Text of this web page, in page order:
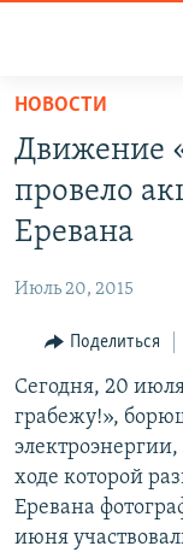
Перейти
основному
содержанию
Перейти
основной
Перейти
поиску
НОВОСТИ
ПОЛИТИКА
ЭКОНОМИКА
РЕГИОН
НАГОРНЫЙ
КУЛЬТУРА
СПОРТ
АРХИВ
НОВОСТИ
Движение
провело
Еревана
Июль 20, 2015
Поделиться
Сегодня, 20
грабежу!»,
ходе которой
Еревана
июня